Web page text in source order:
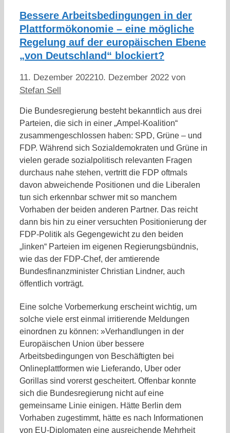
Bessere Arbeitsbedingungen in der
Plattformökonomie – eine mögliche
Regelung auf der europäischen Ebene
„von Deutschland“ blockiert?
11. Dezember 202210. Dezember 2022 von
Stefan Sell
Die Bundesregierung besteht bekanntlich aus drei
Parteien, die sich in einer „Ampel-Koalition“
zusammengeschlossen haben: SPD, Grüne – und
FDP. Während sich Sozialdemokraten und Grüne in
vielen gerade sozialpolitisch relevanten Fragen
durchaus nahe stehen, vertritt die FDP oftmals
davon abweichende Positionen und die Liberalen
tun sich erkennbar schwer mit so manchem
Vorhaben der beiden anderen Partner. Das reicht
dann bis hin zu einer versuchten Positionierung der
FDP-Politik als Gegengewicht zu den beiden
„linken“ Parteien im eigenen Regierungsbündnis,
wie das der FDP-Chef, der amtierende
Bundesfinanzminister Christian Lindner, auch
öffentlich vorträgt.
Eine solche Vorbemerkung erscheint wichtig, um
solche viele erst einmal irritierende Meldungen
einordnen zu können: »Verhandlungen in der
Europäischen Union über bessere
Arbeitsbedingungen von Beschäftigten bei
Onlineplattformen wie Lieferando, Uber oder
Gorillas sind vorerst gescheitert. Offenbar konnte
sich die Bundesregierung nicht auf eine
gemeinsame Linie einigen. Hätte Berlin dem
Vorhaben zugestimmt, hätte es nach Informationen
von EU-Diplomaten eine ausreichende Mehrheit